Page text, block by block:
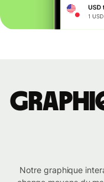
Notre graphique